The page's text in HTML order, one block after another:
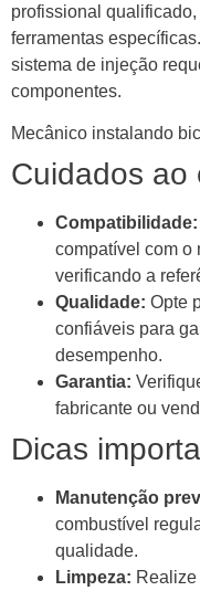
profissional
ferramentas
sistema de injeção
componentes.
Mecânico instalando
Cuidados ao
Compatibilidade:
compatível com o
verificando a
Qualidade: Opte
confiáveis para
desempenho.
Garantia:
fabricante ou
Dicas
Manutenção
combustível
qualidade.
Limpeza: